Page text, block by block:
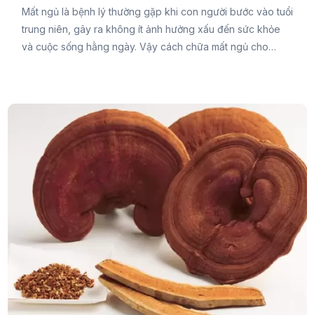
Mất ngủ là bệnh lý thường gặp khi con người bước vào tuổi
trung niên, gây ra không ít ảnh hưởng xấu đến sức khỏe
và cuộc sống hằng ngày. Vậy cách chữa mất ngủ cho